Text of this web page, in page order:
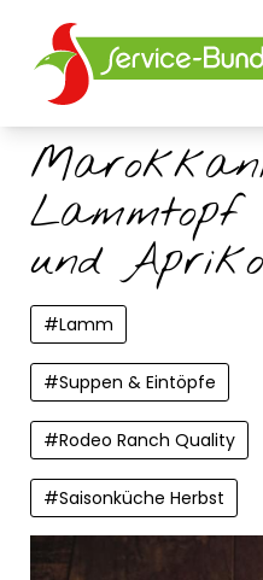
Lammtopf
und
#Lamm
#Suppen & Eintöpfe
#Rodeo Ranch Quality
#Saisonküche Herbst